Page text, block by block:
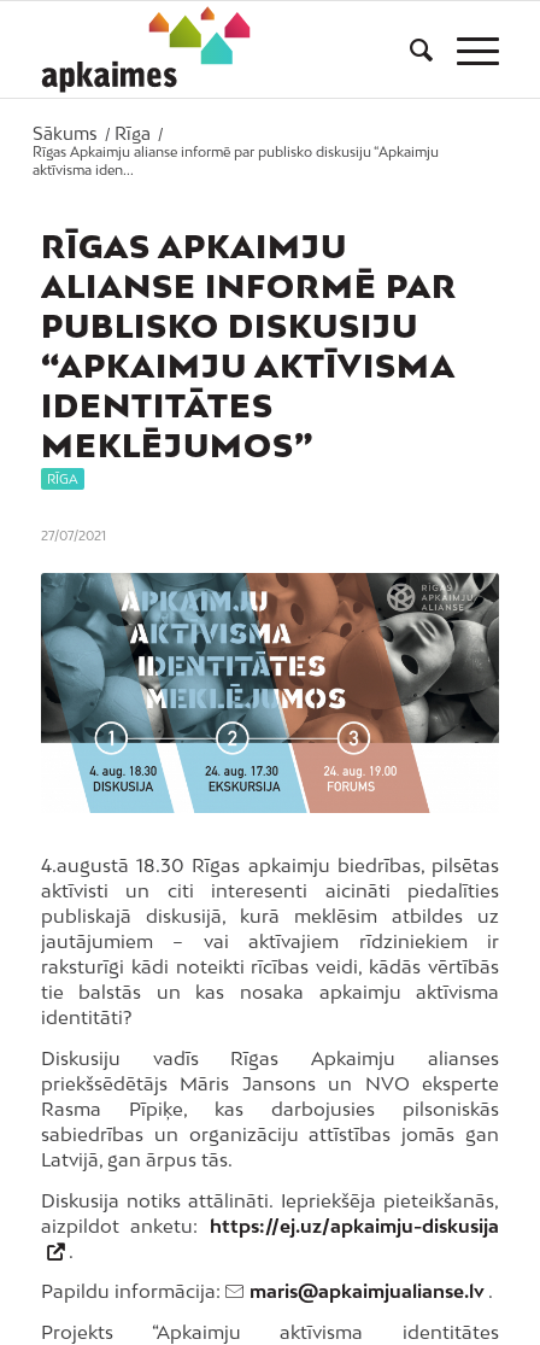
Sākums / Rīga
/
Rīgas Apkaimju alianse informē par publisko diskusiju “Apkaimju
aktīvisma iden...
RĪGAS APKAIMJU
ALIANSE INFORMĒ PAR
PUBLISKO DISKUSIJU
“APKAIMJU AKTĪVISMA
IDENTITĀTES
MEKLĒJUMOS”
RĪGA
27/07/2021
4.augustā 18.30 Rīgas apkaimju biedrības, pilsētas
aktīvisti un citi interesenti aicināti piedalīties
publiskajā diskusijā, kurā meklēsim atbildes uz
jautājumiem – vai aktīvajiem rīdziniekiem ir
raksturīgi kādi noteikti rīcības veidi, kādās vērtībās
tie balstās un kas nosaka apkaimju aktīvisma
identitāti?
Diskusiju vadīs Rīgas Apkaimju alianses
priekšsēdētājs Māris Jansons un NVO eksperte
Rasma Pīpiķe, kas darbojusies pilsoniskās
sabiedrības un organizāciju attīstības jomās gan
Latvijā, gan ārpus tās.
Diskusija notiks attālināti. Iepriekšēja pieteikšanās,
aizpildot anketu: https://ej.uz/apkaimju-diskusija
.
Papildu informācija:
maris@apkaimjualianse.lv.
Projekts “Apkaimju aktīvisma identitātes